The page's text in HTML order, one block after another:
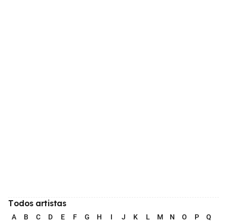
Todos artistas
A B C D E F G H I J K L M N O P Q